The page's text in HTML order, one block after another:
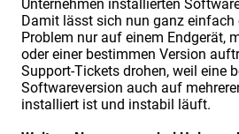
Unternehmen installierten
Damit lässt sich nun ganz einfach
Problem nur auf einem Endgerät,
oder einer bestimmen Version
Support-Tickets drohen, weil eine
Softwareversion auch auf
installiert ist und instabil läuft.